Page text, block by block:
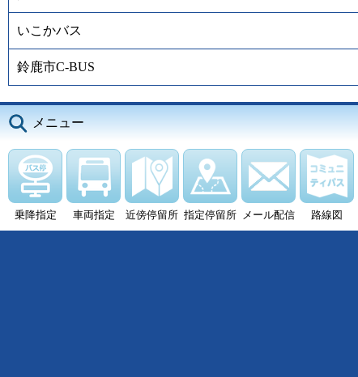
いこかバス
鈴鹿市C-BUS
メニュー
乗降指定 車両指定 近傍停留所 指定停留所 メール配信 路線図